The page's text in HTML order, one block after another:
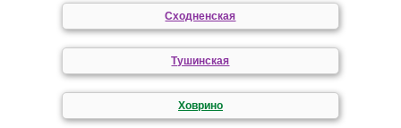
Сходненская
Тушинская
Ховрино